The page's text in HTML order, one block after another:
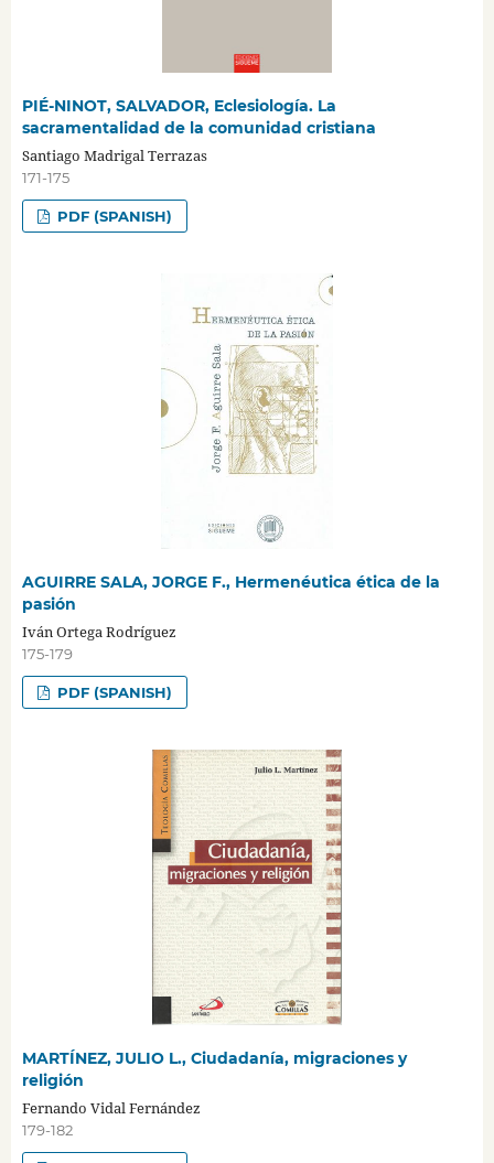
PIÉ-NINOT, SALVADOR, Eclesiología. La
sacramentalidad de la comunidad cristiana
Santiago Madrigal Terrazas
171-175
PDF (SPANISH)
AGUIRRE SALA, JORGE F., Hermenéutica ética de la
pasión
Iván Ortega Rodríguez
175-179
PDF (SPANISH)
MARTÍNEZ, JULIO L., Ciudadanía, migraciones y
religión
Fernando Vidal Fernández
179-182